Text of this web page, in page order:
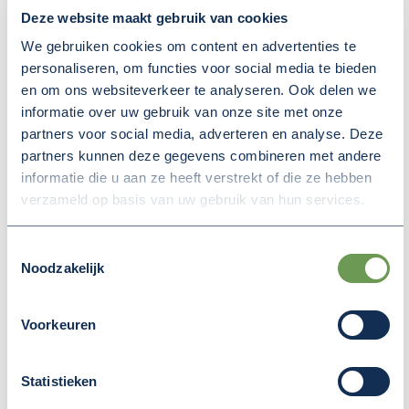
Deze website maakt gebruik van cookies
We gebruiken cookies om content en advertenties te
personaliseren, om functies voor social media te bieden
en om ons websiteverkeer te analyseren. Ook delen we
informatie over uw gebruik van onze site met onze
partners voor social media, adverteren en analyse. Deze
partners kunnen deze gegevens combineren met andere
informatie die u aan ze heeft verstrekt of die ze hebben
verzameld op basis van uw gebruik van hun services.
Noodzakelijk
Voorkeuren
Statistieken
FINANCIËLE BIJDRAGE VOOR
RIVIERENLAND UIT HET